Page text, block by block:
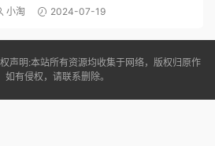
小淘 2024-07-19
声明:本站所有资源均收集于网络，版权归原作
如有侵权，请联系删除。